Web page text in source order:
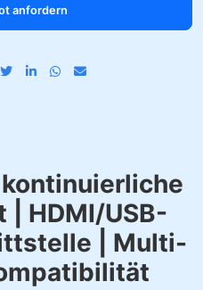
anfordern
| HDMI/USB-
| Multi-